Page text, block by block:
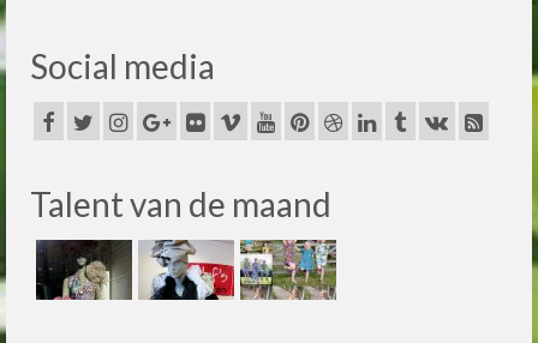
Social media
Talent van de maand